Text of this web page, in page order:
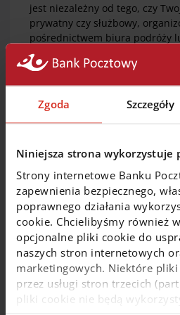
Zgoda Szczegóły
Niniejsza strona wykorzystuje
Strony internetowe Banku
zapewnienia bezpiecznego,
poprawnego działania
cookie. Chcielibyśmy również
opcjonalne pliki cookie do
naszych stron internetowych
marketingowych. Niektóre pliki
przez usługi stron trzecich
pliki cookie nie będą
jest niezależny od tego, czy
prywatny czy służbowy,
pośrednictwem biura podróży
Jak działa
w Allianz
Ubezpieczenie Moja Podróż
z trzech gotowych pakietów.
także do 30 km od granicy z
dostosować jego zakres do
w podróży.
Każdy z pakietów zawiera:
zwrot kosztów leczenia w
(nawet, jeśli do zdarzenia